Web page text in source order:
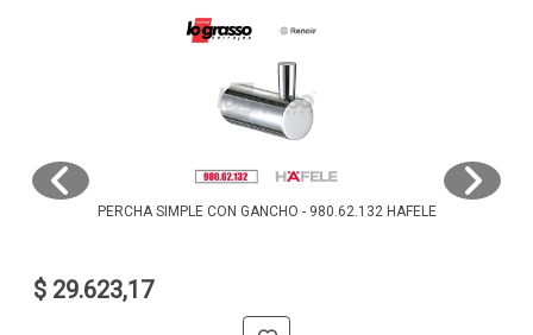
PERCHA SIMPLE CON GANCHO - 980.62.132 HAFELE
$ 29.623,17